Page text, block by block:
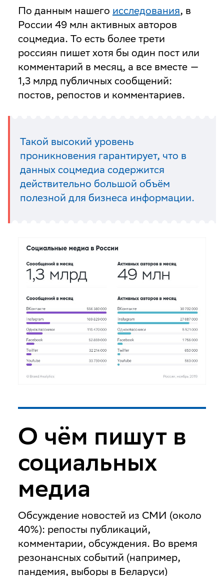
По данным нашего исследования, в
России 49 млн активных авторов
соцмедиа. То есть более трети
россиян пишет хотя бы один пост или
комментарий в месяц, а все вместе —
1,3 млрд публичных сообщений:
постов, репостов и комментариев.
Такой высокий уровень
проникновения гарантирует, что в
данных соцмедиа содержится
действительно большой объём
полезной для бизнеса информации.
О чём пишут в
социальных
медиа
Обсуждение новостей из СМИ (около
40%): репосты публикаций,
комментарии, обсуждения. Во время
резонансных событий (например,
пандемия, выборы в Беларуси)